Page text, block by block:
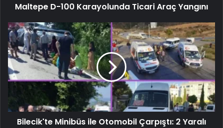
Maltepe D-100 Karayolunda Ticari Araç Yangını
Bilecik'te Minibüs ile Otomobil Çarpıştı: 2 Yaralı